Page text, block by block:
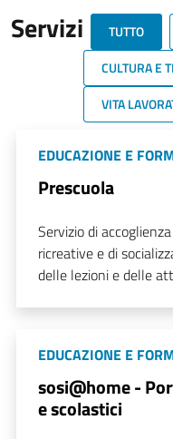
Servizi TUTTO
CULTURA E
VITA
EDUCAZIONE E
Prescuola
Servizio di
ricreative e di
delle lezioni e delle
EDUCAZIONE E
sosi@home -
e scolastici